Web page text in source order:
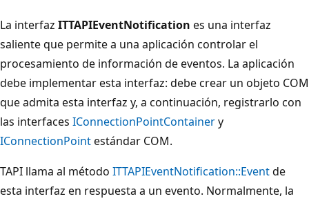
La interfaz ITTAPIEventNotification es una interfaz
saliente que permite a una aplicación controlar el
procesamiento de información de eventos. La aplicación
debe implementar esta interfaz: debe crear un objeto COM
que admita esta interfaz y, a continuación, registrarlo con
las interfaces IConnectionPointContainery
IConnectionPointestándar COM.
TAPI llama al método ITTAPIEventNotification::Eventde
esta interfaz en respuesta a un evento. Normalmente, la